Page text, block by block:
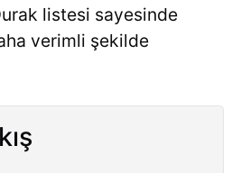
listesi sayesinde
verimli şekilde